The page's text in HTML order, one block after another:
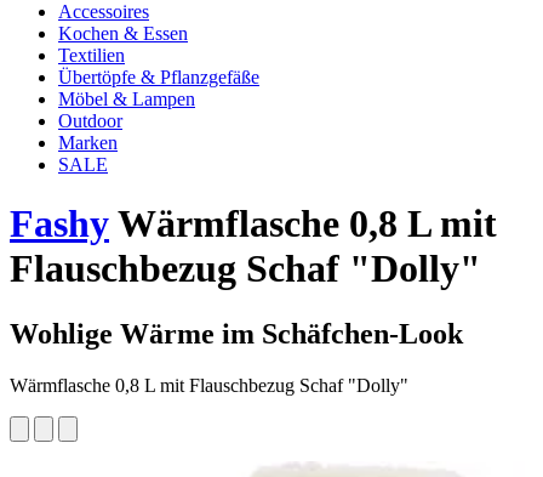
Accessoires
Kochen & Essen
Textilien
Übertöpfe & Pflanzgefäße
Möbel & Lampen
Outdoor
Marken
SALE
FashyWärmflasche 0,8 L mit
Flauschbezug Schaf "Dolly"
Wohlige Wärme im Schäfchen-Look
Wärmflasche 0,8 L mit Flauschbezug Schaf "Dolly"